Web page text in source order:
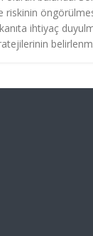
riskinin
ihtiyaç